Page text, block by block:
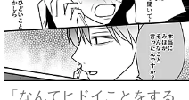
「なんてヒドイことをする